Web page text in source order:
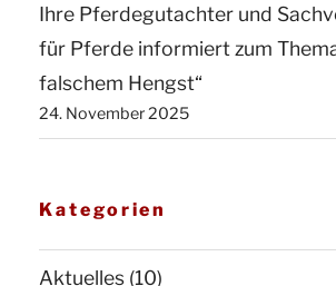
Ihre Pferdegutachter und
für Pferde informiert zum
falschem Hengst“
24. November 2025
Kategorien
Aktuelles (10)